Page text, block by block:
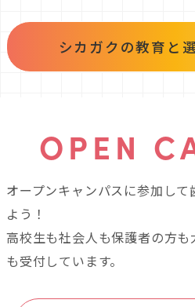
シカガクの教育と
OPEN
オープンキャンパスに参加し
よう！
高校生も社会人も保護者の方
も受付しています。